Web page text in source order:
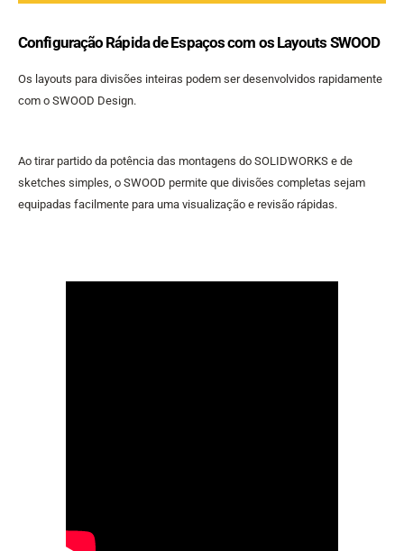
Configuração Rápida de Espaços com os Layouts SWOOD
Os layouts para divisões inteiras podem ser desenvolvidos rapidamente
com o SWOOD Design.
Ao tirar partido da potência das montagens do SOLIDWORKS e de
sketches simples, o SWOOD permite que divisões completas sejam
equipadas facilmente para uma visualização e revisão rápidas.